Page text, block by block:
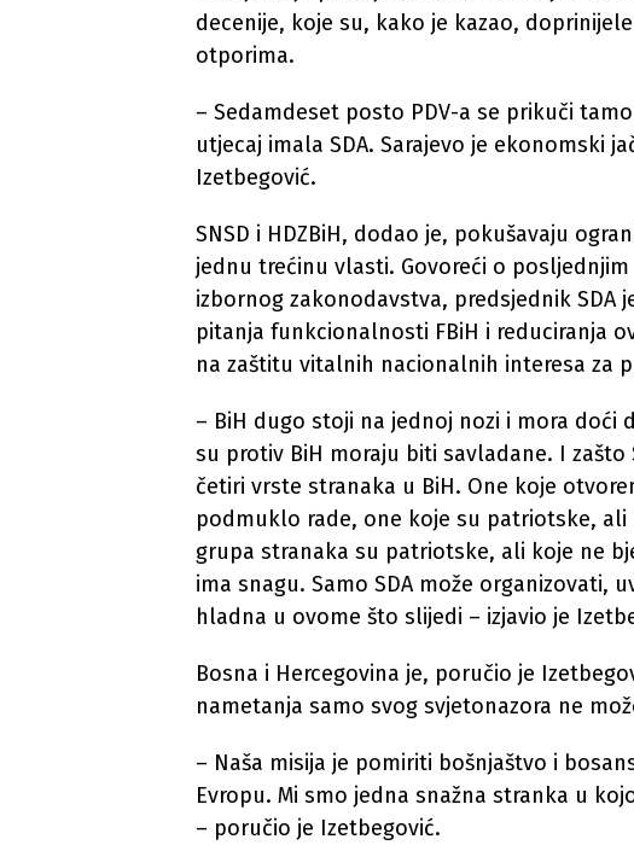
decenije, koje su, kako je kazao,
otporima.
– Sedamdeset posto PDV-a se prikuči
utjecaj imala SDA. Sarajevo je ekonomski
Izetbegović.
SNSD i HDZBiH, dodao je, pokušavaju
jednu trećinu vlasti. Govoreći o
izbornog zakonodavstva, predsjednik SDA
pitanja funkcionalnosti FBiH i reduciranja
na zaštitu vitalnih nacionalnih interesa za
– BiH dugo stoji na jednoj nozi i mora doći
su protiv BiH moraju biti savladane. I zašto
četiri vrste stranaka u BiH. One koje
podmuklo rade, one koje su patriotske,
grupa stranaka su patriotske, ali koje ne
ima snagu. Samo SDA može organizovati,
hladna u ovome što slijedi – izjavio je
Bosna i Hercegovina je, poručio je
nametanja samo svog svjetonazora ne
– Naša misija je pomiriti bošnjaštvo i
Evropu. Mi smo jedna snažna stranka u
– poručio je Izetbegović.